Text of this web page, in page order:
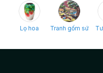
Lọ hoa Tranh gốm sứ